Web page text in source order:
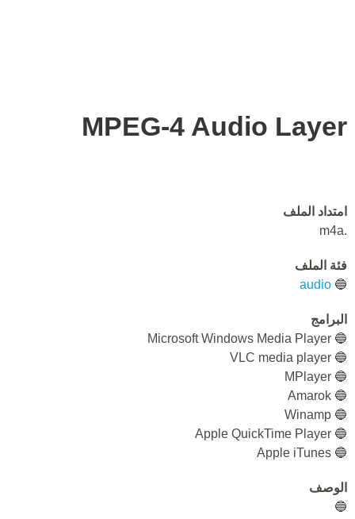
MPEG-4 Audio Layer
امتداد الملف
.m4a
فئة الملف
🔵
audio
البرامج
🔵 Microsoft Windows Media Player
🔵 VLC media player
🔵 MPlayer
🔵 Amarok
🔵 Winamp
🔵 Apple QuickTime Player
🔵 Apple iTunes
الوصف
🔵